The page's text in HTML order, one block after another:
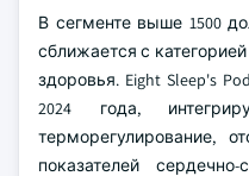
В сегменте выше 1500
сближается с
здоровья. Eight Sleep's
2024 года,
терморегулирование,
показателей